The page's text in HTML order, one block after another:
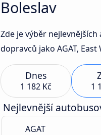
Boleslav
Zde je výběr
dopravců jako AGAT,
Dnes
1 182 Kč 1
Nejlevnější
AGAT